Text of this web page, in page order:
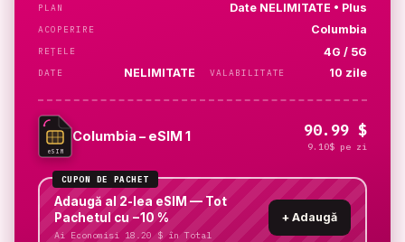
PLAN Date NELIMITATE • Plus
ACOPERIRE Columbia
REȚELE 4G / 5G
DATE NELIMITATE VALABILITATE 10 zile
eSIM
Columbia – eSIM 1 90.99 $
9.10$ pe zi
CUPON DE PACHET
Adaugă al 2-lea eSIM — Tot
Pachetul cu −10 %
Ai Economisi 18.20 $ în Total
+ Adaugă